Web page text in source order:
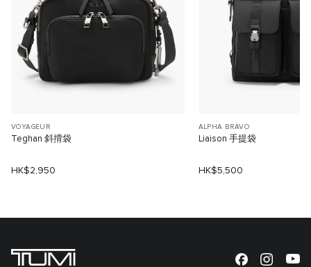
VOYAGEUR
Teghan 斜揹袋
HK$2,950
ALPHA BRAVO
Liaison 手提袋
HK$5,500